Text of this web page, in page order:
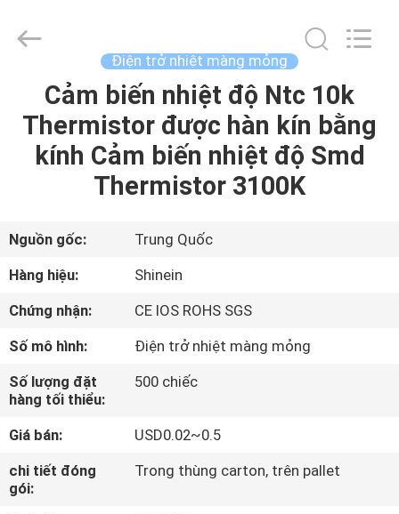
TRANG
CHỦ
PHẨM
VỀ
TÔI
THAM
QUAN
NHÀ
Shinein
Electornics
Điện trở nhiệt màng mỏng
Cảm biến nhiệt độ Ntc 10k
Thermistor được hàn kín bằng
kính Cảm biến nhiệt độ Smd
Thermistor 3100K
Nguồn gốc:
Trung Quốc
Hàng hiệu:
Shinein
Chứng nhận:
CE IOS ROHS SGS
Số mô hình:
Điện trở nhiệt màng mỏng
Số lượng đặt
hàng tối thiểu:
500 chiếc
Giá bán:
USD0.02~0.5
chi tiết đóng
gói:
Trong thùng carton, trên pallet